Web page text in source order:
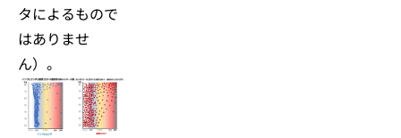
タによるもので
はありませ
ん）。